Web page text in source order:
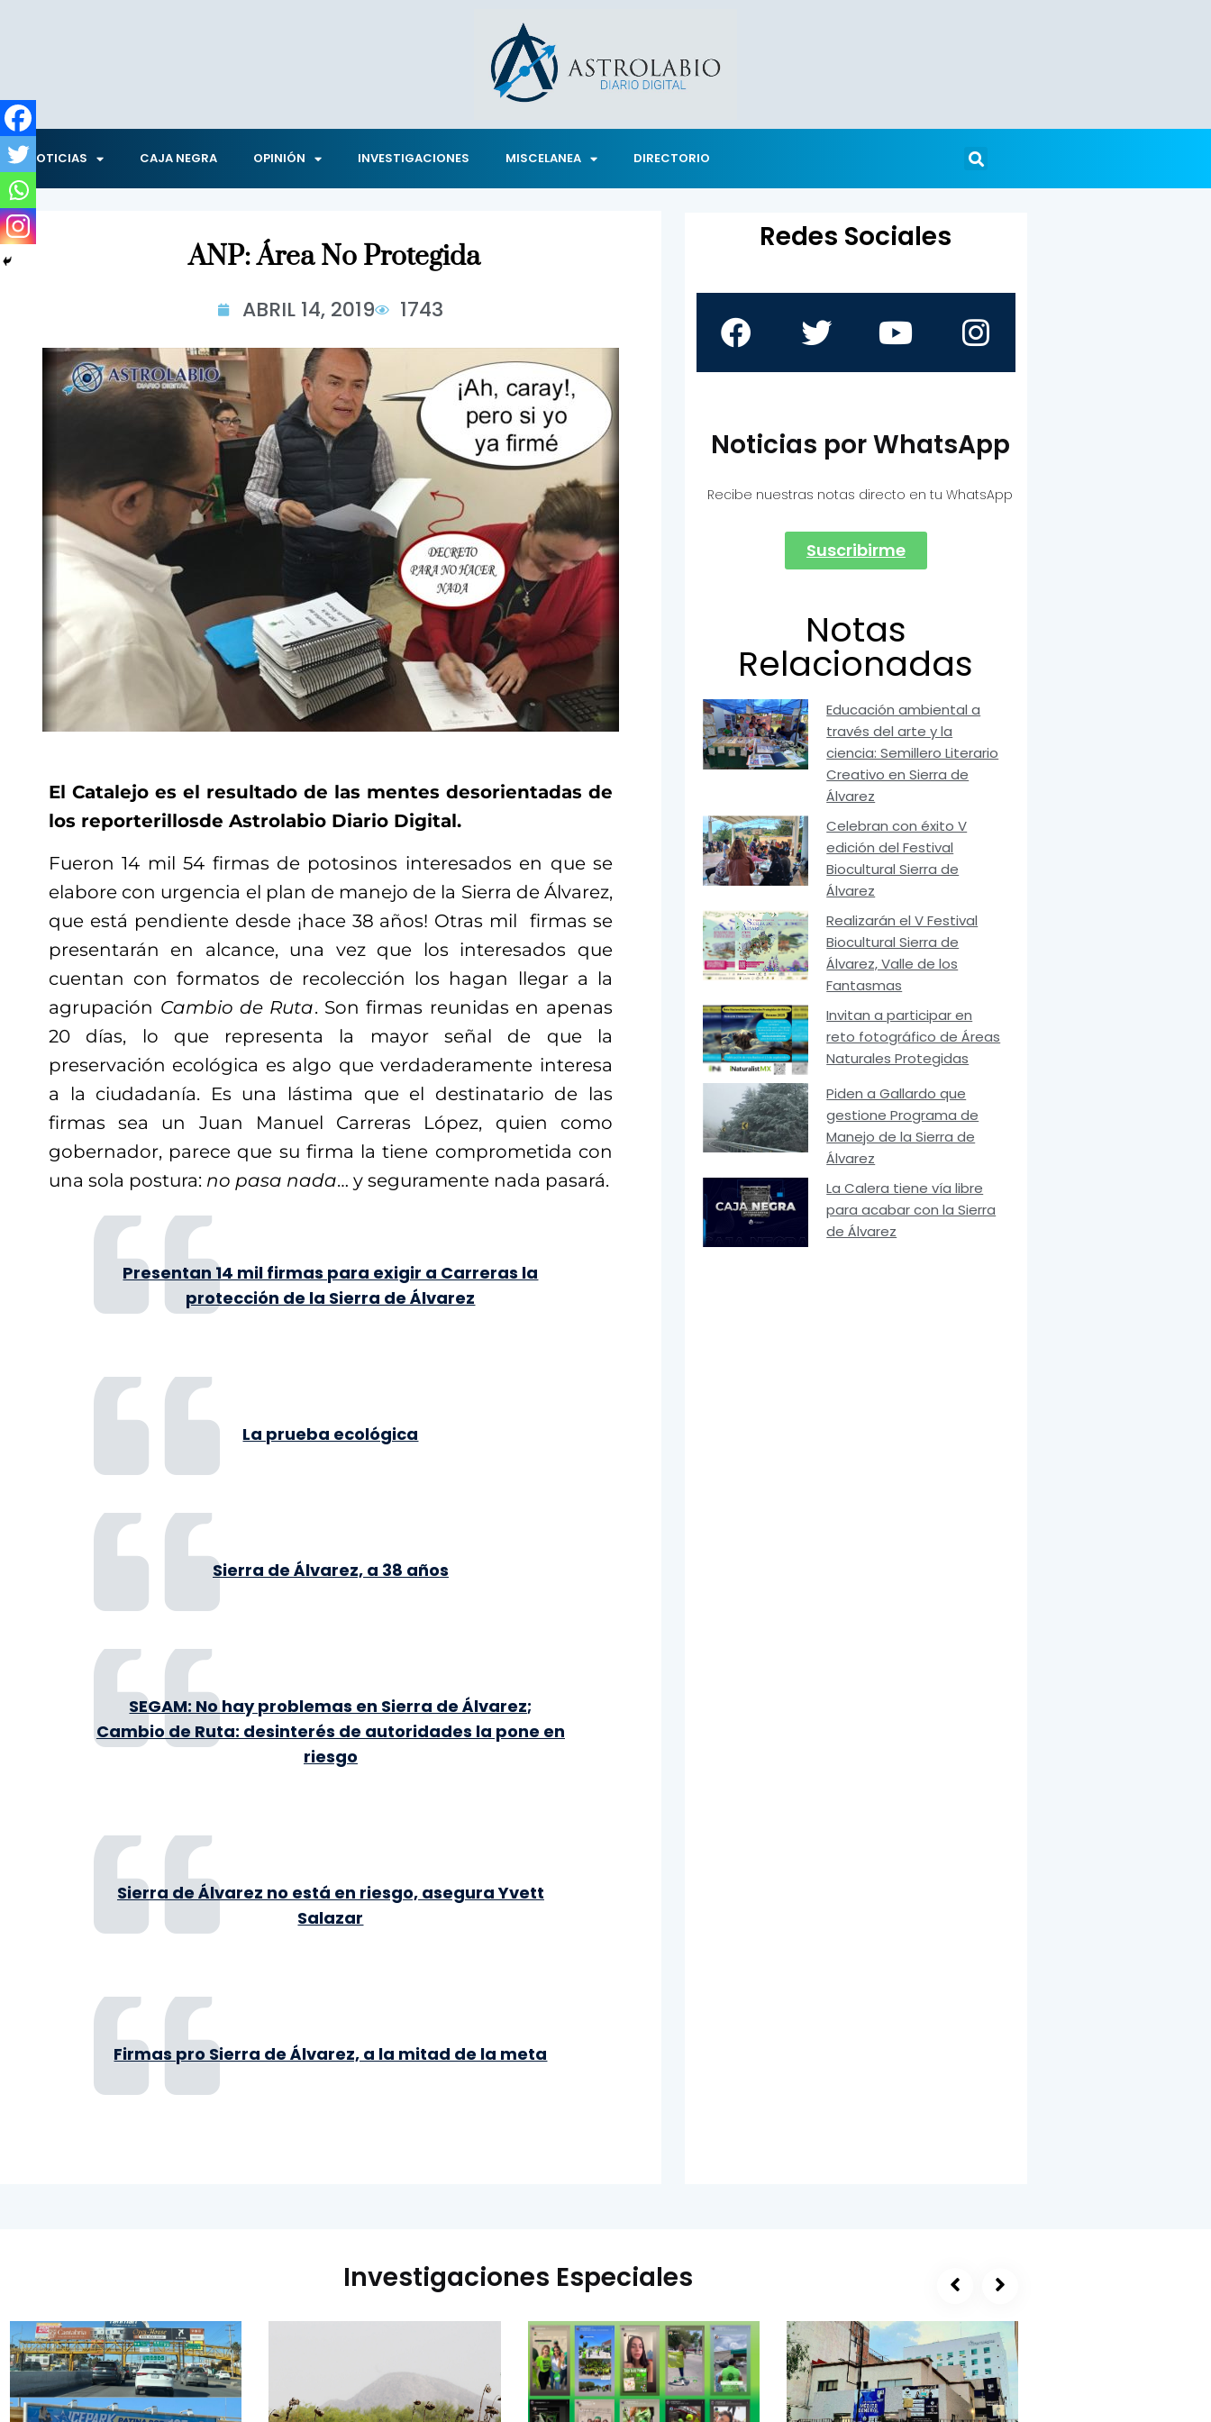
NOTICIAS CAJA NEGRA OPINIÓN INVESTIGACIONES MISCELANEA DIRECTORIO
ANP: Área No Protegida
ABRIL 14, 2019 1743
El Catalejo es el resultado de las mentes desorientadas de
los reporterillosde Astrolabio Diario Digital.
Fueron 14 mil 54 firmas de potosinos interesados en que se
elabore con urgencia el plan de manejo de la Sierra de Álvarez,
que está pendiente desde ¡hace 38 años! Otras mil
firmas se
presentarán en alcance, una vez que los interesados que
cuentan con formatos de recolección los hagan llegar a la
agrupación Cambio de Ruta. Son firmas reunidas en apenas
20 días, lo que representa la mayor señal de que la
preservación ecológica es algo que verdaderamente interesa
a la ciudadanía. Es una lástima que el destinatario de las
firmas sea un Juan Manuel Carreras López, quien como
gobernador, parece que su firma la tiene comprometida con
una sola postura: no pasa nada… y seguramente nada pasará.
Presentan 14 mil firmas para exigir a Carreras la
protección de la Sierra de Álvarez
La prueba ecológica
Sierra de Álvarez, a 38 años
SEGAM: No hay problemas en Sierra de Álvarez;
Cambio de Ruta: desinterés de autoridades la pone en
riesgo
Sierra de Álvarez no está en riesgo, asegura Yvett
Salazar
Firmas pro Sierra de Álvarez, a la mitad de la meta
Redes Sociales
Noticias por WhatsApp
Recibe nuestras notas directo en tu WhatsApp
Suscribirme
Notas
Relacionadas
Educación ambiental a
través del arte y la
ciencia: Semillero Literario
Creativo en Sierra de
Álvarez
Celebran con éxito V
edición del Festival
Biocultural Sierra de
Álvarez
Realizarán el V Festival
Biocultural Sierra de
Álvarez, Valle de los
Fantasmas
Invitan a participar en
reto fotográfico de Áreas
Naturales Protegidas
Piden a Gallardo que
gestione Programa de
Manejo de la Sierra de
Álvarez
La Calera tiene vía libre
para acabar con la Sierra
de Álvarez
Investigaciones Especiales